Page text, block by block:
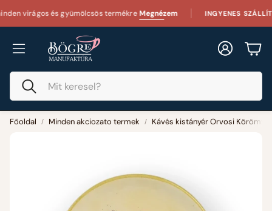
és gyümölcsös termékreMegnézem INGYENES SZÁLLÍTÁS25
Keresés
Fiók
Főoldal Minden akciozato termek Kávés kistányér Orvosi